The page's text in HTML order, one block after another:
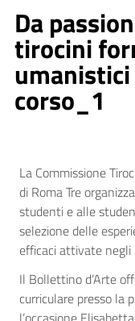
Da
tirocini
umanistici
corso_1
La Commissione
di Roma Tre
studenti e alle
selezione delle
efficaci attivate
Il Bollettino d’Arte
curriculare presso la